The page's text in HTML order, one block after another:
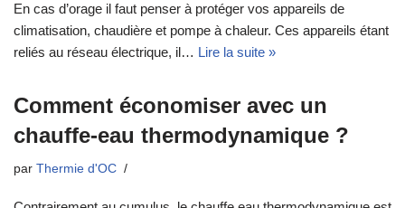
En cas d’orage il faut penser à protéger vos appareils de
climatisation, chaudière et pompe à chaleur. Ces appareils étant
reliés au réseau électrique, il… Lire la suite »
Comment économiser avec un
chauffe-eau thermodynamique ?
par Thermie d'OC